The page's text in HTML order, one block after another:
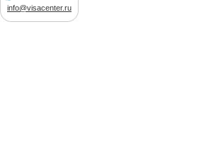
info@visacenter.ru